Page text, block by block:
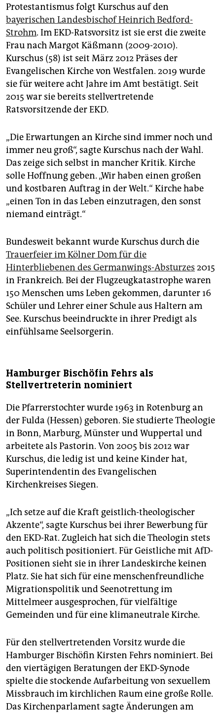
Protestantismus folgt Kurschus auf den
bayerischen Landesbischof Heinrich Bedford-
Strohm. Im EKD-Ratsvorsitz ist sie erst die zweite
Frau nach Margot Käßmann (2009-2010).
Kurschus (58) ist seit März 2012 Präses der
Evangelischen Kirche von Westfalen. 2019 wurde
sie für weitere acht Jahre im Amt bestätigt. Seit
2015 war sie bereits stellvertretende
Ratsvorsitzende der EKD.
„Die Erwartungen an Kirche sind immer noch und
immer neu groß“, sagte Kurschus nach der Wahl.
Das zeige sich selbst in mancher Kritik. Kirche
solle Hoffnung geben. „Wir haben einen großen
und kostbaren Auftrag in der Welt.“ Kirche habe
„einen Ton in das Leben einzutragen, den sonst
niemand einträgt.“
Bundesweit bekannt wurde Kurschus durch die
Trauerfeier im Kölner Dom für die
Hinterbliebenen des Germanwings-Absturzes 2015
in Frankreich. Bei der Flugzeugkatastrophe waren
150 Menschen ums Leben gekommen, darunter 16
Schüler und Lehrer einer Schule aus Haltern am
See. Kurschus beeindruckte in ihrer Predigt als
einfühlsame Seelsorgerin.
Hamburger Bischöfin Fehrs als
Stellvertreterin nominiert
Die Pfarrerstochter wurde 1963 in Rotenburg an
der Fulda (Hessen) geboren. Sie studierte Theologie
in Bonn, Marburg, Münster und Wuppertal und
arbeitete als Pastorin. Von 2005 bis 2012 war
Kurschus, die ledig ist und keine Kinder hat,
Superintendentin des Evangelischen
Kirchenkreises Siegen.
„Ich setze auf die Kraft geistlich-theologischer
Akzente“, sagte Kurschus bei ihrer Bewerbung für
den EKD-Rat. Zugleich hat sich die Theologin stets
auch politisch positioniert. Für Geistliche mit AfD-
Positionen sieht sie in ihrer Landeskirche keinen
Platz. Sie hat sich für eine menschenfreundliche
Migrationspolitik und Seenotrettung im
Mittelmeer ausgesprochen, für vielfältige
Gemeinden und für eine klimaneutrale Kirche.
Für den stellvertretenden Vorsitz wurde die
Hamburger Bischöfin Kirsten Fehrs nominiert. Bei
den viertägigen Beratungen der EKD-Synode
spielte die stockende Aufarbeitung von sexuellem
Missbrauch im kirchlichen Raum eine große Rolle.
Das Kirchenparlament sagte Änderungen am